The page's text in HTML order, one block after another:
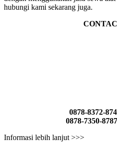
hubungi kami sekarang juga.
0878-8372-
0878-7350-
Informasi lebih lanjut >>>